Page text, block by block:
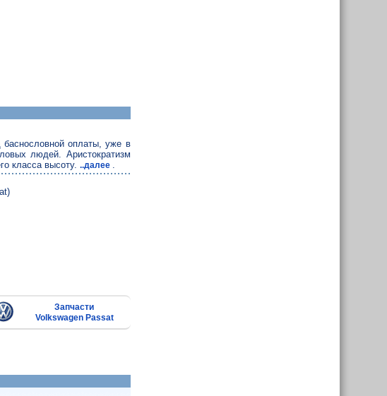
баснословной оплаты, уже в
людей. Аристократизм
класса высоту...далее .
Запчасти
Volkswagen Passat